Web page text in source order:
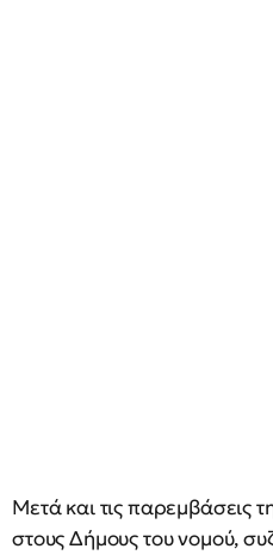
Μετά και τις παρεμβάσεις
στους Δήμους του νομού,